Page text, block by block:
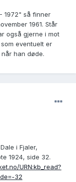
1972" så finner
1961. Står
også gjerne i mot
eventuelt er
han døde.
i Fjaler,
1924, side 32.
URN:kb_read?
32